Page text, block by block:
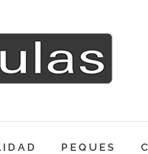
PEQUES